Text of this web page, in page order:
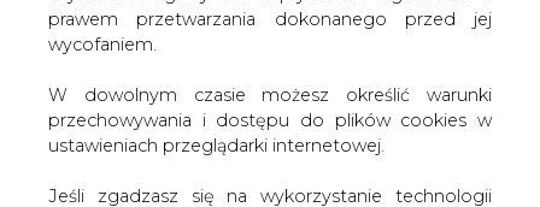
prawem przetwarzania dokonanego przed jej
wycofaniem.
W dowolnym czasie możesz określić warunki
przechowywania i dostępu do plików cookies w
ustawieniach przeglądarki internetowej.
Jeśli zgadzasz się na wykorzystanie technologii
finału.
Z informacji uzyskanych przez DGP wynika, że w sprawę
zakupu aktywów Vattenfalla w Polsce zaangażowani są
członkowie zarządu GDF Suez z Francji, a pierwsze
rozmowy ze Szwedami miały już miejsce.
#Energetyka #kraj